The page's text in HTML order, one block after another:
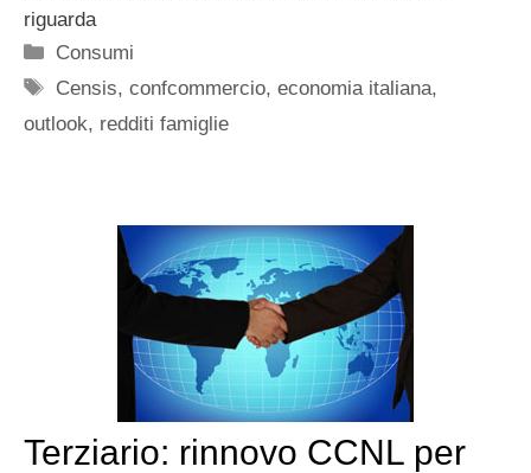
riguarda
Categorie
Consumi
Tag
Censis,confcommercio,economia italiana,
outlook, redditi famiglie
Terziario: rinnovo CCNL per